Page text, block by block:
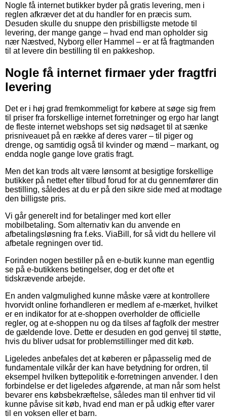
Nogle få internet butikker byder på gratis levering, men i
reglen afkræver det at du handler for en præcis sum.
Desuden skulle du snuppe den prisbilligste metode til
levering, der mange gange – hvad end man opholder sig
nær Næstved, Nyborg eller Hammel – er at få fragtmanden
til at levere din bestilling til en pakkeshop.
Nogle få internet firmaer yder fragtfri
levering
Det er i høj grad fremkommeligt for købere at søge sig frem
til priser fra forskellige internet forretninger og ergo har langt
de fleste internet webshops set sig nødsaget til at sænke
prisniveauet på en række af deres varer – til piger og
drenge, og samtidig også til kvinder og mænd – markant, og
endda nogle gange love gratis fragt.
Men det kan trods alt være lønsomt at besigtige forskellige
butikker på nettet efter tilbud forud for at du gennemfører din
bestilling, således at du er på den sikre side med at modtage
den billigste pris.
Vi går generelt ind for betalinger med kort eller
mobilbetaling. Som alternativ kan du anvende en
afbetalingsløsning fra f.eks. ViaBill, for så vidt du hellere vil
afbetale regningen over tid.
Forinden nogen bestiller på en e-butik kunne man egentlig
se på e-butikkens betingelser, dog er det ofte et
tidskrævende arbejde.
En anden valgmulighed kunne måske være at kontrollere
hvorvidt online forhandleren er medlem af e-mærket, hvilket
er en indikator for at e-shoppen overholder de officielle
regler, og at e-shoppen nu og da tilses af fagfolk der mestrer
de gældende love. Dette er desuden en god genvej til støtte,
hvis du bliver udsat for problemstillinger med dit køb.
Ligeledes anbefales det at køberen er påpasselig med de
fundamentale vilkår der kan have betydning for ordren, til
eksempel hvilken byttepolitik e-forretningen anvender. I den
forbindelse er det ligeledes afgørende, at man når som helst
bevarer ens købsbekræftelse, således man til enhver tid vil
kunne påvise sit køb, hvad end man er på udkig efter varer
til en voksen eller et barn.